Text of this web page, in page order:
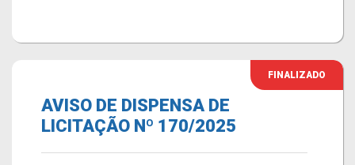
FINALIZADO
AVISO DE DISPENSA DE
LICITAÇÃO Nº 170/2025